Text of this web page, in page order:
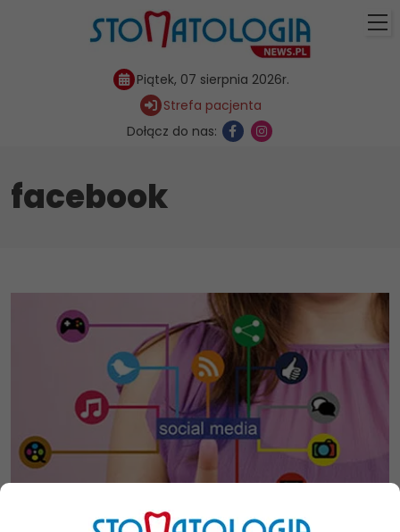
Piątek, 07 sierpnia 2026r.
Strefa pacjenta
Dołącz do nas:
facebook